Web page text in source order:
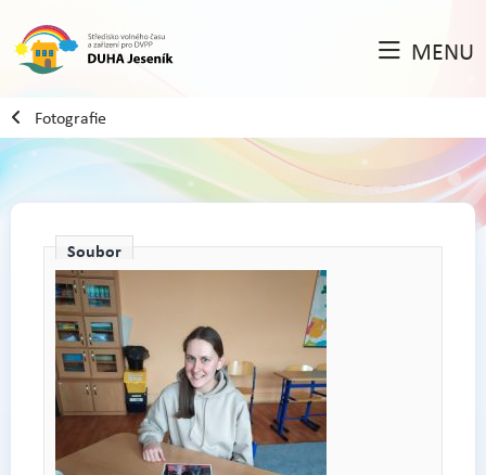
MENU
Fotografie
Soubor